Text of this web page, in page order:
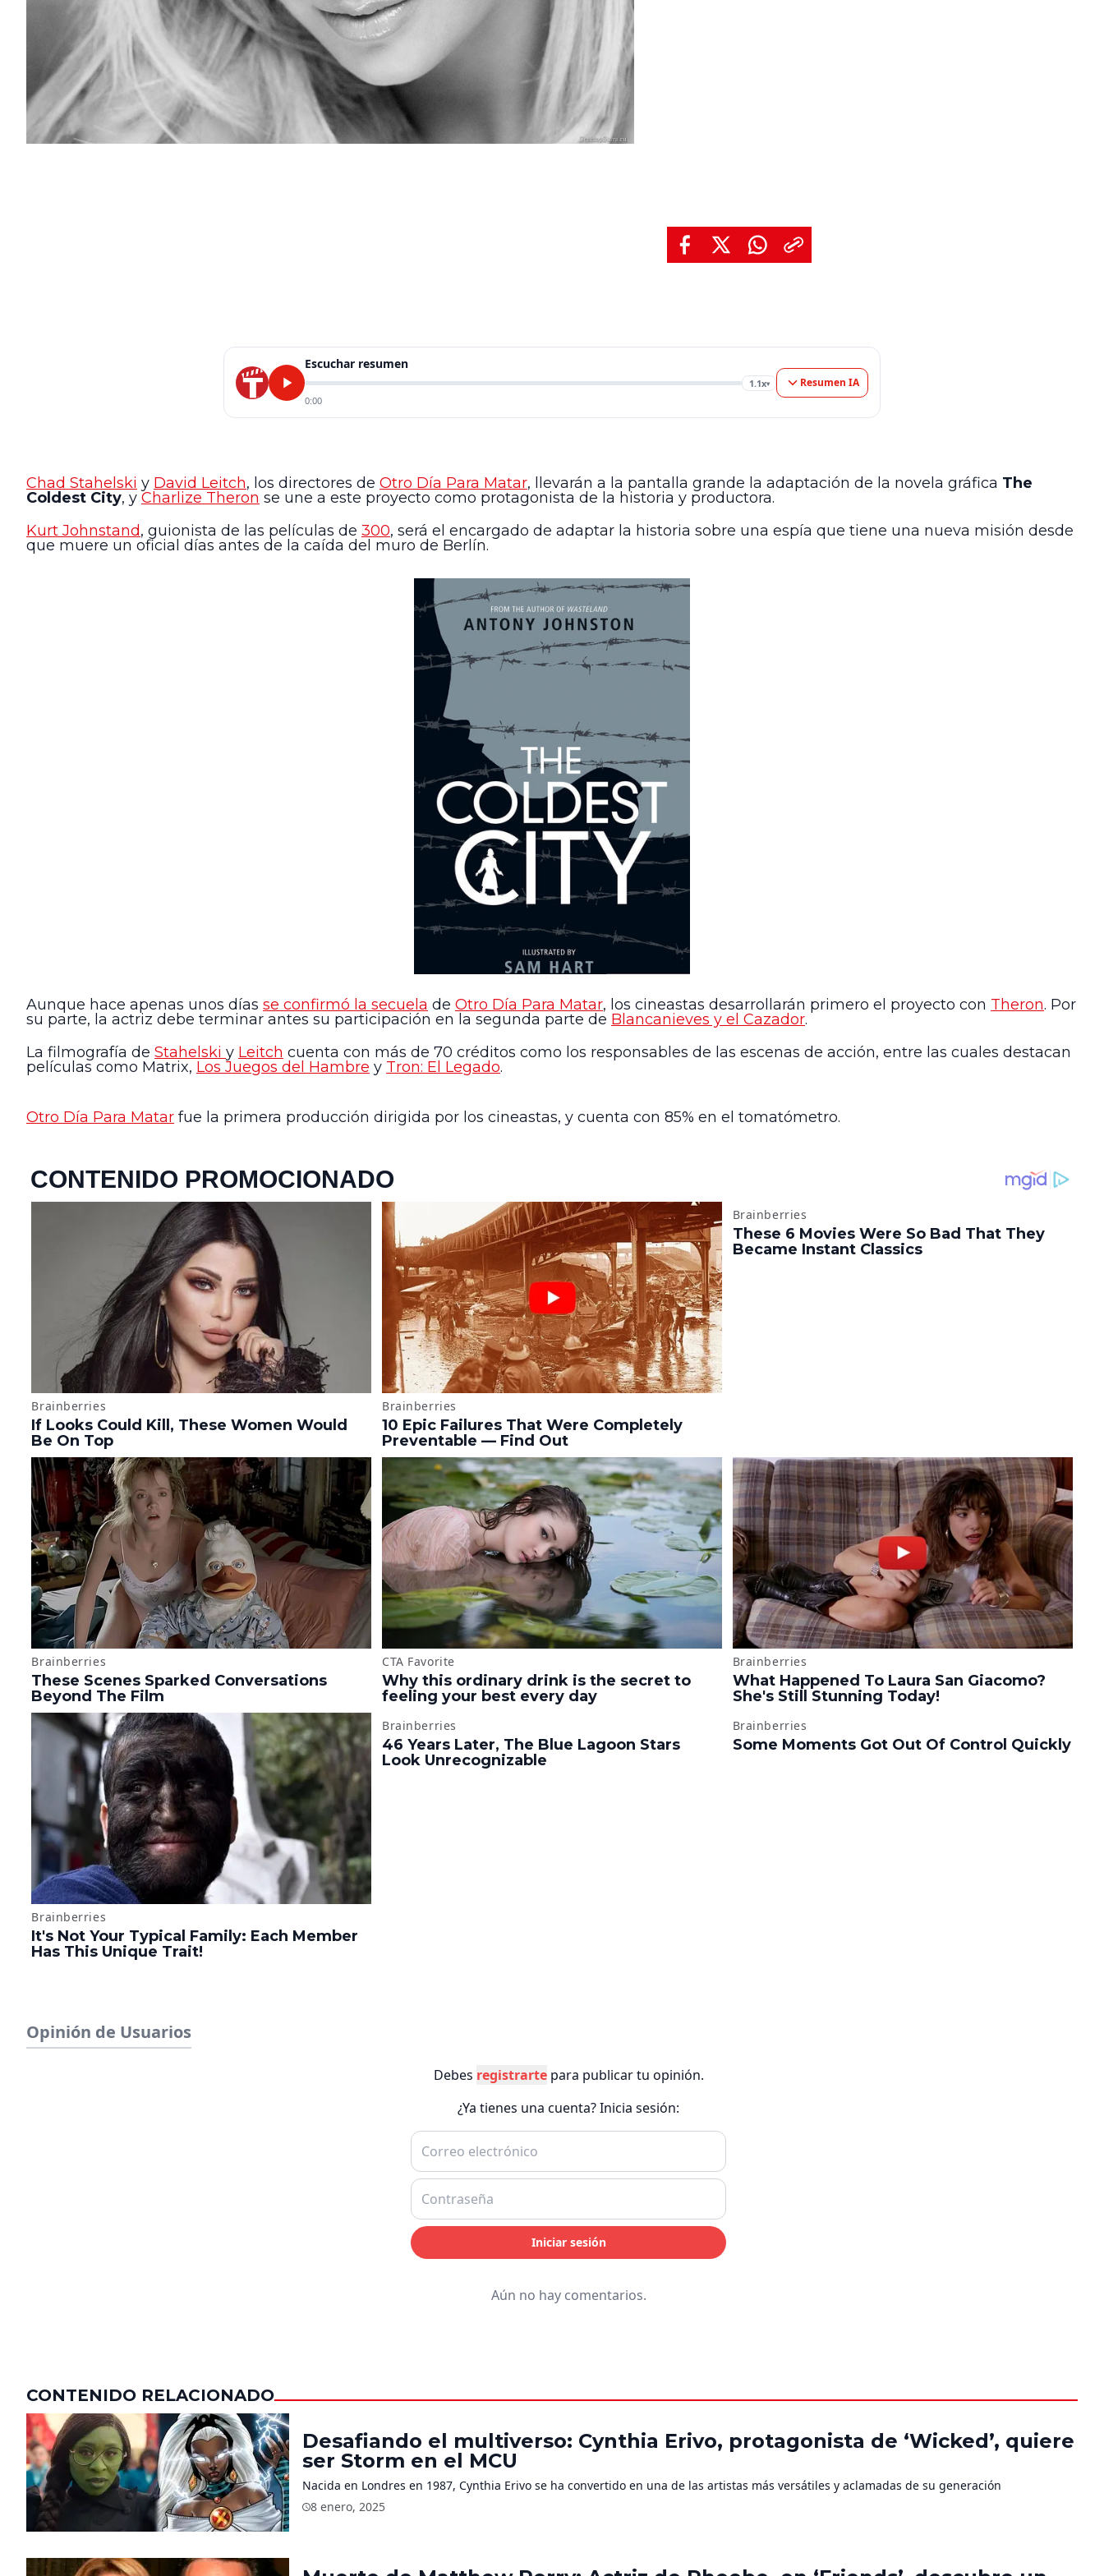
Escuchar resumen
1.1x▾
0:00
Resumen IA
Chad Stahelski y David Leitch, los directores de Otro Día Para Matar, llevarán a la pantalla grande la adaptación de la novela gráfica The
Coldest City, y Charlize Theron se une a este proyecto como protagonista de la historia y productora.
Kurt Johnstand, guionista de las películas de 300, será el encargado de adaptar la historia sobre una espía que tiene una nueva misión desde
que muere un oficial días antes de la caída del muro de Berlín.
Aunque hace apenas unos días se confirmó la secuela de Otro Día Para Matar, los cineastas desarrollarán primero el proyecto con Theron. Por
su parte, la actriz debe terminar antes su participación en la segunda parte de Blancanieves y el Cazador.
La filmografía de Stahelski y Leitch cuenta con más de 70 créditos como los responsables de las escenas de acción, entre las cuales destacan
películas como Matrix, Los Juegos del Hambre y Tron: El Legado.
Otro Día Para Matar fue la primera producción dirigida por los cineastas, y cuenta con 85% en el tomatómetro.
Opinión de Usuarios
Debes registrartepara publicar tu opinión.
¿Ya tienes una cuenta? Inicia sesión:
Iniciar sesión
Aún no hay comentarios.
CONTENIDO RELACIONADO
Desafiando el multiverso: Cynthia Erivo, protagonista de ‘Wicked’, quiere
ser Storm en el MCU
Nacida en Londres en 1987, Cynthia Erivo se ha convertido en una de las artistas más versátiles y aclamadas de su generación
8 enero, 2025